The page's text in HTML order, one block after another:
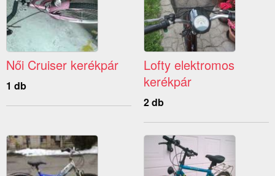
Női Cruiser kerékpár
1 db
Lofty elektromos
kerékpár
2 db